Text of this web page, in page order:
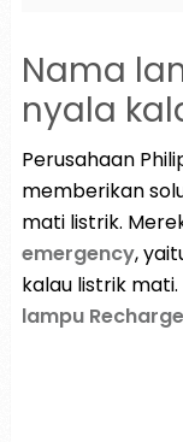
Nama
nyala
Perusahaan
memberikan
mati listrik.
emergency,
kalau listrik
lampu